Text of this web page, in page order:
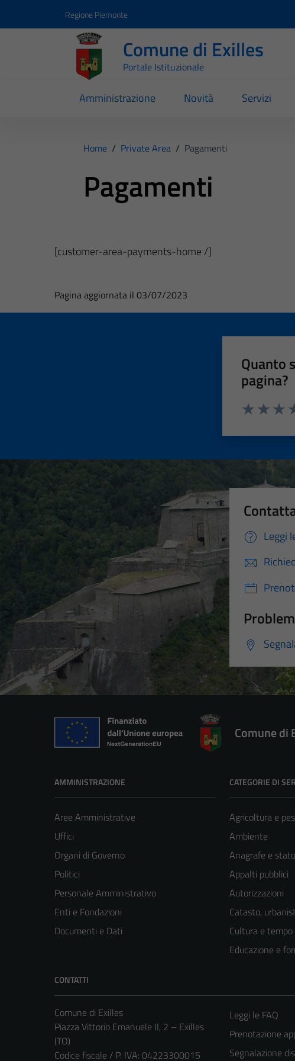
Regione Piemonte
Comune di Exilles
Portale Istituzionale
Amministrazione Novità Servizi
Home / Private Area / Pagamenti
Pagamenti
[customer-area-payments-home /]
Pagina aggiornata il 03/07/2023
Quanto
pagina?
Leggi
Comune di
AMMINISTRAZIONE
Aree Amministrative
Uffici
Organi di Governo
Politici
Personale Amministrativo
Enti e Fondazioni
Documenti e Dati
CATEGORIE DI
Agricoltura e
Ambiente
Anagrafe e
Appalti pubblici
Autorizzazioni
Catasto,
Cultura e
Educazione e
CONTATTI
Comune di Exilles
Piazza Vittorio Emanuele II, 2 – Exilles
(TO)
Codice fiscale / P. IVA: 04223300015
Leggi le FAQ
Prenotazione
Segnalazione